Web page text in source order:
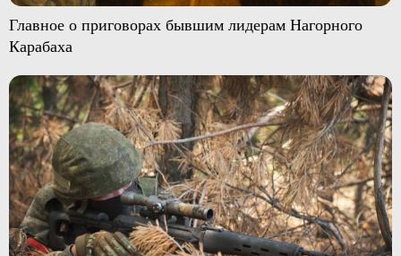
Главное о приговорах бывшим лидерам Нагорного
Карабаха